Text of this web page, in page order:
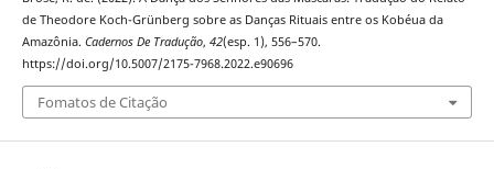
de Theodore Koch-Grünberg sobre as Danças Rituais entre os Kobéua da
Amazônia. Cadernos De Tradução, 42(esp. 1), 556–570.
https://doi.org/10.5007/2175-7968.2022.e90696
Fomatos de Citação